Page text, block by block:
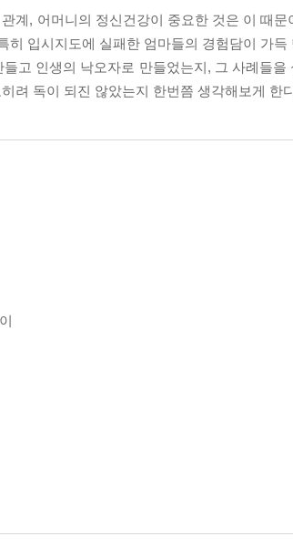
계, 어머니의 정신건강이 중요한 것은 이 때문
입시지도에 실패한 엄마들의 경험담이 가득
고 인생의 낙오자로 만들었는지, 그 사례들을
려 독이 되진 않았는지 한번쯤 생각해보게 한